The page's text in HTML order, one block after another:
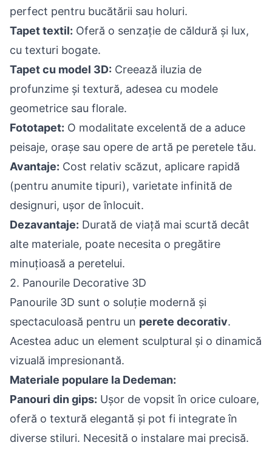
perfect pentru bucătării sau holuri.
Tapet textil: Oferă o senzație de căldură și lux,
cu texturi bogate.
Tapet cu model 3D: Creează iluzia de
profunzime și textură, adesea cu modele
geometrice sau florale.
Fototapet: O modalitate excelentă de a aduce
peisaje, orașe sau opere de artă pe peretele tău.
Avantaje: Cost relativ scăzut, aplicare rapidă
(pentru anumite tipuri), varietate infinită de
designuri, ușor de înlocuit.
Dezavantaje: Durată de viață mai scurtă decât
alte materiale, poate necesita o pregătire
minuțioasă a peretelui.
2. Panourile Decorative 3D
Panourile 3D sunt o soluție modernă și
spectaculoasă pentru un perete decorativ.
Acestea aduc un element sculptural și o dinamică
vizuală impresionantă.
Materiale populare la Dedeman:
Panouri din gips: Ușor de vopsit în orice culoare,
oferă o textură elegantă și pot fi integrate în
diverse stiluri. Necesită o instalare mai precisă.